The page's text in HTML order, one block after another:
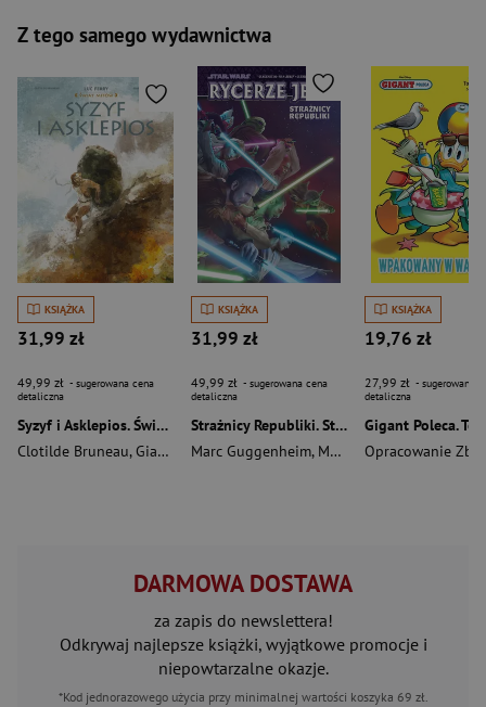
Z tego samego wydawnictwa
KSIĄŻKA
31,99 zł
49,99 zł - sugerowana cena
detaliczna
Syzyf i Asklepios. Świat Mitów
Clotilde Bruneau,Gianenrico Bonacorsi
KSIĄŻKA
31,99 zł
49,99 zł - sugerowana cena
detaliczna
Strażnicy Republiki. Star Wars. Rycerze Jedi. Tom 1
Marc Guggenheim, Musabekov Madibek ,
KSIĄŻKA
19,76 zł
27,99 zł - sugerowana
detaliczna
Opracowanie
DARMOWA DOSTAWA
za zapis do newslettera!
Odkrywaj najlepsze książki, wyjątkowe promocje i
niepowtarzalne okazje.
*Kod jednorazowego użycia przy minimalnej wartości koszyka 69 zł.